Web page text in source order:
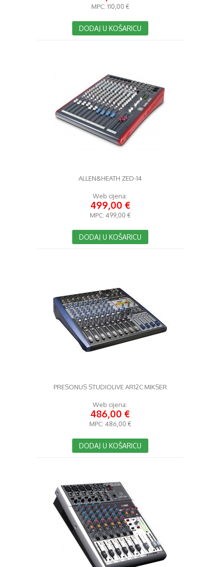
MPC: 110,00 €
DODAJ U KOŠARICU
ALLEN&HEATH ZED-14
Web cijena:
499,00 €
MPC: 499,00 €
DODAJ U KOŠARICU
PRESONUS STUDIOLIVE AR12C MIKSER
Web cijena:
486,00 €
MPC: 486,00 €
DODAJ U KOŠARICU